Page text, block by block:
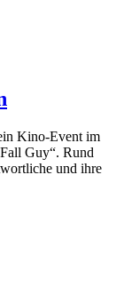
Kino-Event im
Guy“. Rund
und ihre